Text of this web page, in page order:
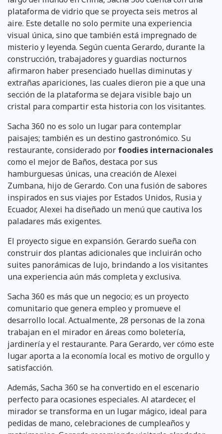
plataforma de vidrio que se proyecta seis metros al
aire. Este detalle no solo permite una experiencia
visual única, sino que también está impregnado de
misterio y leyenda. Según cuenta Gerardo, durante la
construcción, trabajadores y guardias nocturnos
afirmaron haber presenciado huellas diminutas y
extrañas apariciones, las cuales dieron pie a que una
sección de la plataforma se dejara visible bajo un
cristal para compartir esta historia con los visitantes.
Sacha 360 no es solo un lugar para contemplar
paisajes; también es un destino gastronómico. Su
restaurante, considerado por foodies internacionales
como el mejor de Baños, destaca por sus
hamburguesas únicas, una creación de Alexei
Zumbana, hijo de Gerardo. Con una fusión de sabores
inspirados en sus viajes por Estados Unidos, Rusia y
Ecuador, Alexei ha diseñado un menú que cautiva los
paladares más exigentes.
El proyecto sigue en expansión. Gerardo sueña con
construir dos plantas adicionales que incluirán ocho
suites panorámicas de lujo, brindando a los visitantes
una experiencia aún más completa y exclusiva.
Sacha 360 es más que un negocio; es un proyecto
comunitario que genera empleo y promueve el
desarrollo local. Actualmente, 28 personas de la zona
trabajan en el mirador en áreas como boletería,
jardinería y el restaurante. Para Gerardo, ver cómo este
lugar aporta a la economía local es motivo de orgullo y
satisfacción.
Además, Sacha 360 se ha convertido en el escenario
perfecto para ocasiones especiales. Al atardecer, el
mirador se transforma en un lugar mágico, ideal para
pedidas de mano, celebraciones de cumpleaños y